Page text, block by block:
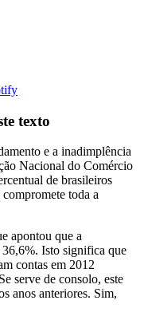
texto
e a inadimplência
Nacional do Comércio
de brasileiros
toda a
apontou que a
Isto significa que
contas em 2012
serve de consolo, este
anos anteriores. Sim,